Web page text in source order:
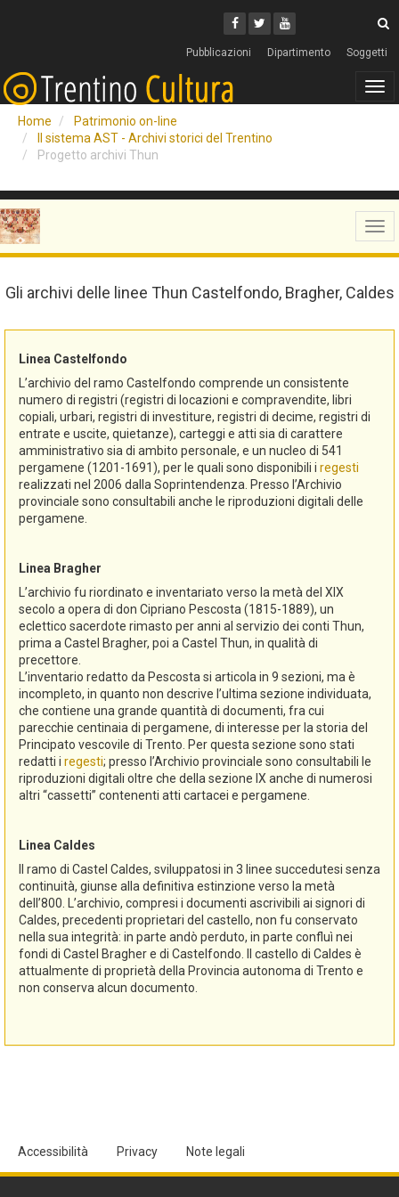
Facebook
Twitter
Youtube
Pubblicazioni Dipartimento Soggetti
Home
Patrimonio on-line
Il sistema AST - Archivi storici del Trentino
Progetto archivi Thun
Gli archivi delle linee Thun Castelfondo, Bragher, Caldes
Linea Castelfondo
L’archivio del ramo Castelfondo comprende un consistente
numero di registri (registri di locazioni e compravendite, libri
copiali, urbari, registri di investiture, registri di decime, registri di
entrate e uscite, quietanze), carteggi e atti sia di carattere
amministrativo sia di ambito personale, e un nucleo di 541
pergamene (1201-1691), per le quali sono disponibili i regesti
realizzati nel 2006 dalla Soprintendenza. Presso l’Archivio
provinciale sono consultabili anche le riproduzioni digitali delle
pergamene.
Linea Bragher
L’archivio fu riordinato e inventariato verso la metà del XIX
secolo a opera di don Cipriano Pescosta (1815-1889), un
eclettico sacerdote rimasto per anni al servizio dei conti Thun,
prima a Castel Bragher, poi a Castel Thun, in qualità di
precettore.
L’inventario redatto da Pescosta si articola in 9 sezioni, ma è
incompleto, in quanto non descrive l’ultima sezione individuata,
che contiene una grande quantità di documenti, fra cui
parecchie centinaia di pergamene, di interesse per la storia del
Principato vescovile di Trento. Per questa sezione sono stati
redatti i regesti; presso l’Archivio provinciale sono consultabili le
riproduzioni digitali oltre che della sezione IX anche di numerosi
altri “cassetti” contenenti atti cartacei e pergamene.
Linea Caldes
Il ramo di Castel Caldes, sviluppatosi in 3 linee succedutesi senza
continuità, giunse alla definitiva estinzione verso la metà
dell’800. L’archivio, compresi i documenti ascrivibili ai signori di
Caldes, precedenti proprietari del castello, non fu conservato
nella sua integrità: in parte andò perduto, in parte confluì nei
fondi di Castel Bragher e di Castelfondo. Il castello di Caldes è
attualmente di proprietà della Provincia autonoma di Trento e
non conserva alcun documento.
Accessibilità Privacy Note legali